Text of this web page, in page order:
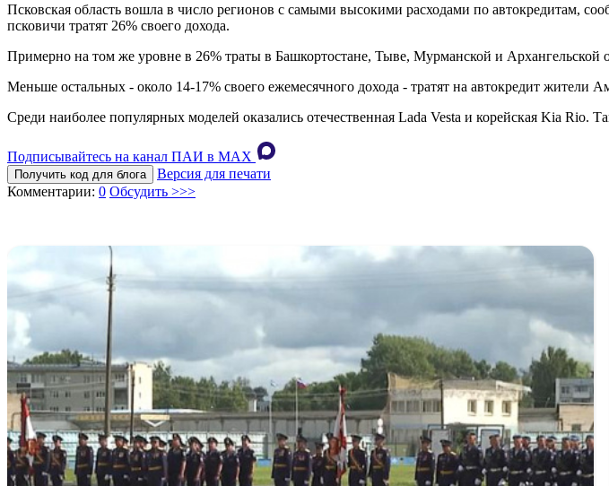
Псковская область вошла в число регионов с самыми высокими расходами по автокредитам,
псковичи тратят 26% своего дохода.
Примерно на том же уровне в 26% траты в Башкортостане, Тыве, Мурманской и Архангельской
Меньше остальных - около 14-17% своего ежемесячного дохода - тратят на автокредит жители
Среди наиболее популярных моделей оказались отечественная Lada Vesta и корейская Kia
Подписывайтесь на канал ПАИ в MAХ
Получить код для блога
Версия для печати
Комментарии: 0 Обсудить >>>